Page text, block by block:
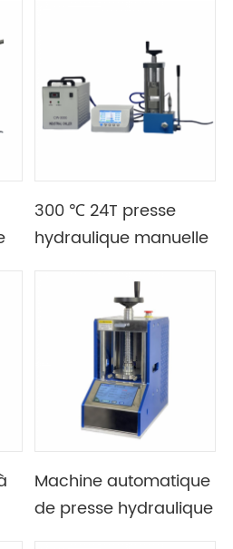
300 ℃ 24T presse
hydraulique manuelle
laboratoire avec
double plaque
chauffante
Machine automatique
de presse hydraulique